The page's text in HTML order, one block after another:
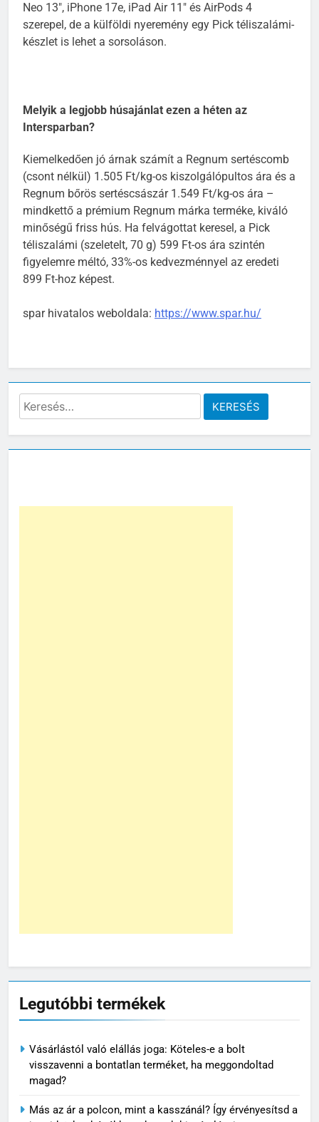
Neo 13″, iPhone 17e, iPad Air 11″ és AirPods 4
szerepel, de a külföldi nyeremény egy Pick téliszalámi-
készlet is lehet a sorsoláson.
Melyik a legjobb húsajánlat ezen a héten az
Intersparban?
Kiemelkedően jó árnak számít a Regnum sertéscomb
(csont nélkül) 1.505 Ft/kg-os kiszolgálópultos ára és a
Regnum bőrös sertéscsászár 1.549 Ft/kg-os ára –
mindkettő a prémium Regnum márka terméke, kiváló
minőségű friss hús. Ha felvágottat keresel, a Pick
téliszalámi (szeletelt, 70 g) 599 Ft-os ára szintén
figyelemre méltó, 33%-os kedvezménnyel az eredeti
899 Ft-hoz képest.
spar hivatalos weboldala: https://www.spar.hu/
Keresés:
Legutóbbi termékek
Vásárlástól való elállás joga: Köteles-e a bolt
visszavenni a bontatlan terméket, ha meggondoltad
magad?
Más az ár a polcon, mint a kasszánál? Így érvényesítsd a